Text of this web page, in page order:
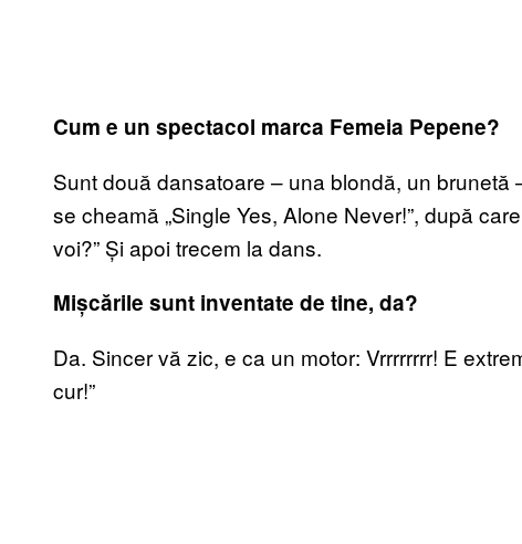
Cum e un spectacol marca Femeia Pepene?
Sunt două dansatoare – una blondă, un
se cheamă „Single Yes, Alone Never!”, după
voi?” Și apoi trecem la dans.
Mișcările sunt inventate de tine, da?
Da. Sincer vă zic, e ca un motor: Vrrrrrrrr! E
cur!”